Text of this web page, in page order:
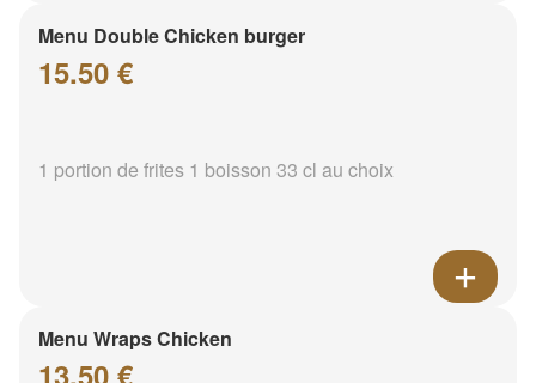
Menu Double Chicken burger
15.50 €
1 portion de frites 1 boisson 33 cl au choix
Menu Wraps Chicken